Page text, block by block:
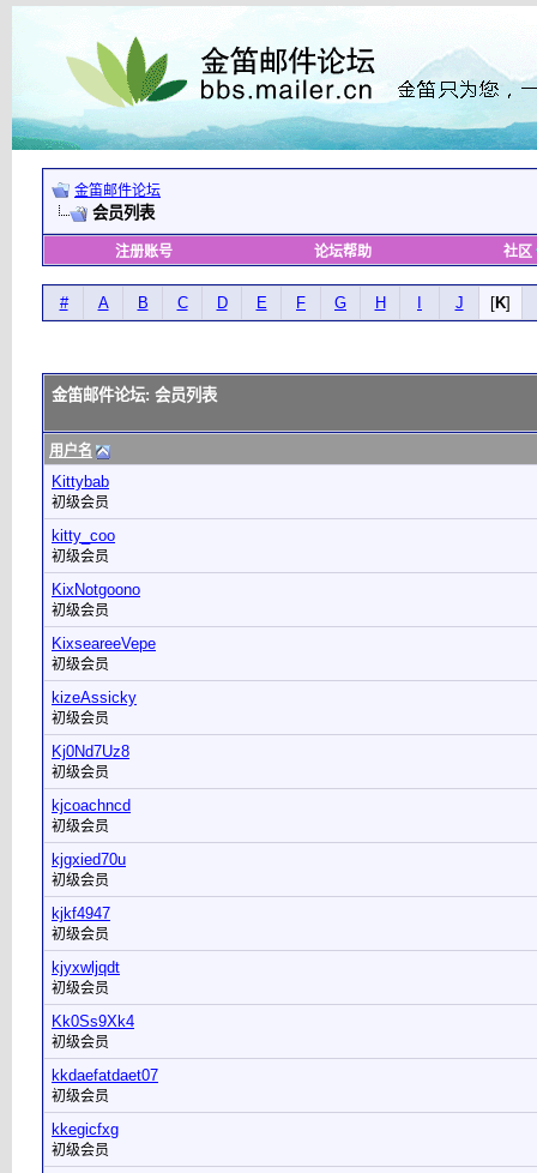
金笛邮件论坛
会员列表
注册账号 论坛帮助 社区
# A B C D E F G H J [K]
金笛邮件论坛: 会员列表
用户名
Kittybab
初级会员
kitty_coo
初级会员
KixNotgoono
初级会员
KixseareeVepe
初级会员
kizeAssicky
初级会员
Kj0Nd7Uz8
初级会员
kjcoachncd
初级会员
kjgxied70u
初级会员
kjkf4947
初级会员
kjyxwljqdt
初级会员
Kk0Ss9Xk4
初级会员
kkdaefatdaet07
初级会员
kkegicfxg
初级会员